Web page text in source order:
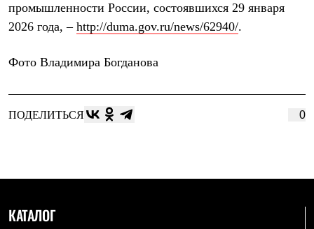
Комплект термобелья
Снаряжение
Палатки
Тенты
Рюкзаки
Экспедиционные
Легкоходные
С синтетическим утеплителем
промышленности России, состоявшихся 29 января
2026 года, – http://duma.gov.ru/news/62940/.
Фото Владимира Богданова
ПОДЕЛИТЬСЯ 0
КАТАЛОГ